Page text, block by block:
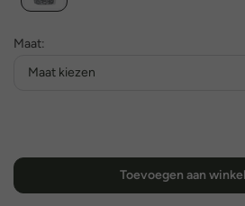
Maat:
Maat kiezen
Toevoegen aan